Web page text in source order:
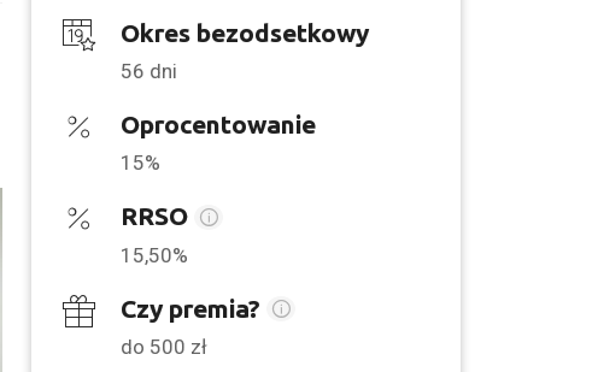
Okres bezodsetkowy
56 dni
Oprocentowanie
15%
RRSO
15,50%
Czy premia?
do 500 zł